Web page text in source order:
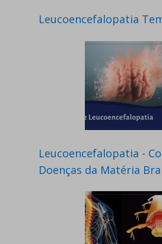
Leucoencefalopatia
Leucoencefalopatia -
Doenças da Matéria